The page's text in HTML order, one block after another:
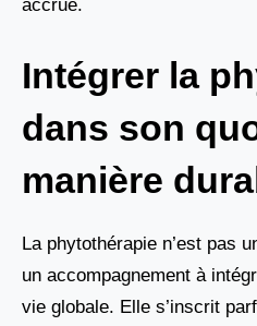
accrue.
Intégrer la
dans son
manière
La phytothérapie n’est pas
un accompagnement à
vie globale. Elle s’inscrit